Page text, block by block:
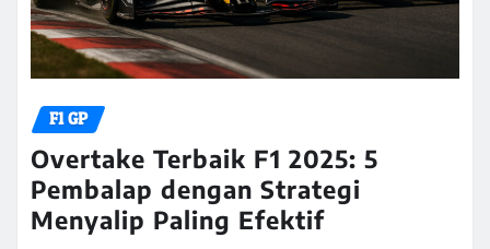
F1 GP
Overtake Terbaik F1 2025: 5
Pembalap dengan Strategi
Menyalip Paling Efektif